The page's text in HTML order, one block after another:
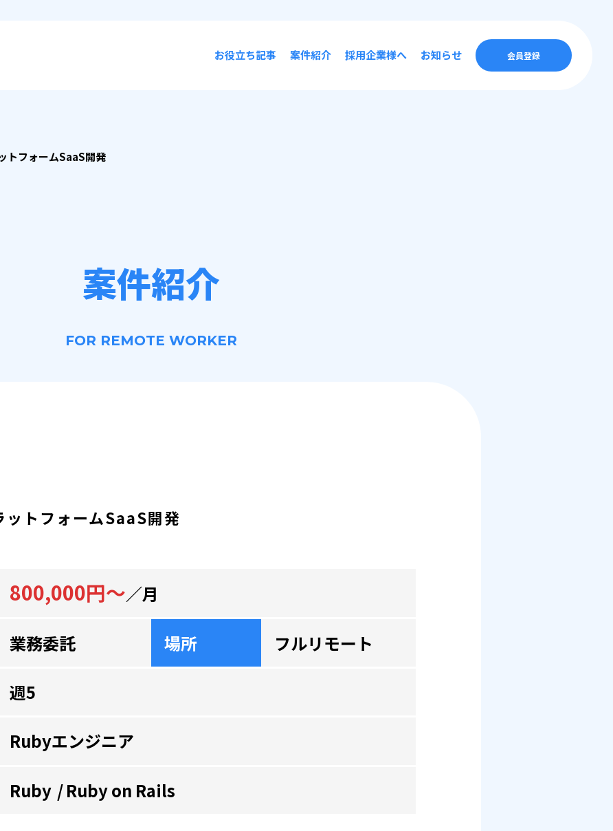
お役立ち記事 案件紹介 採用企業様へ お知らせ 会員登録
トフォームSaaS開発
案件紹介
FOR REMOTE WORKER
ットフォームSaaS開発
800,000円～／月
業務委託 場所 フルリモート
週5
Rubyエンジニア
Ruby Ruby on Rails